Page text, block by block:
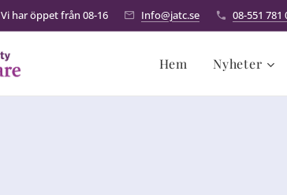
Vi har öppet från 08-16 Info@jatc.se 08-551 781
Hem Nyheter